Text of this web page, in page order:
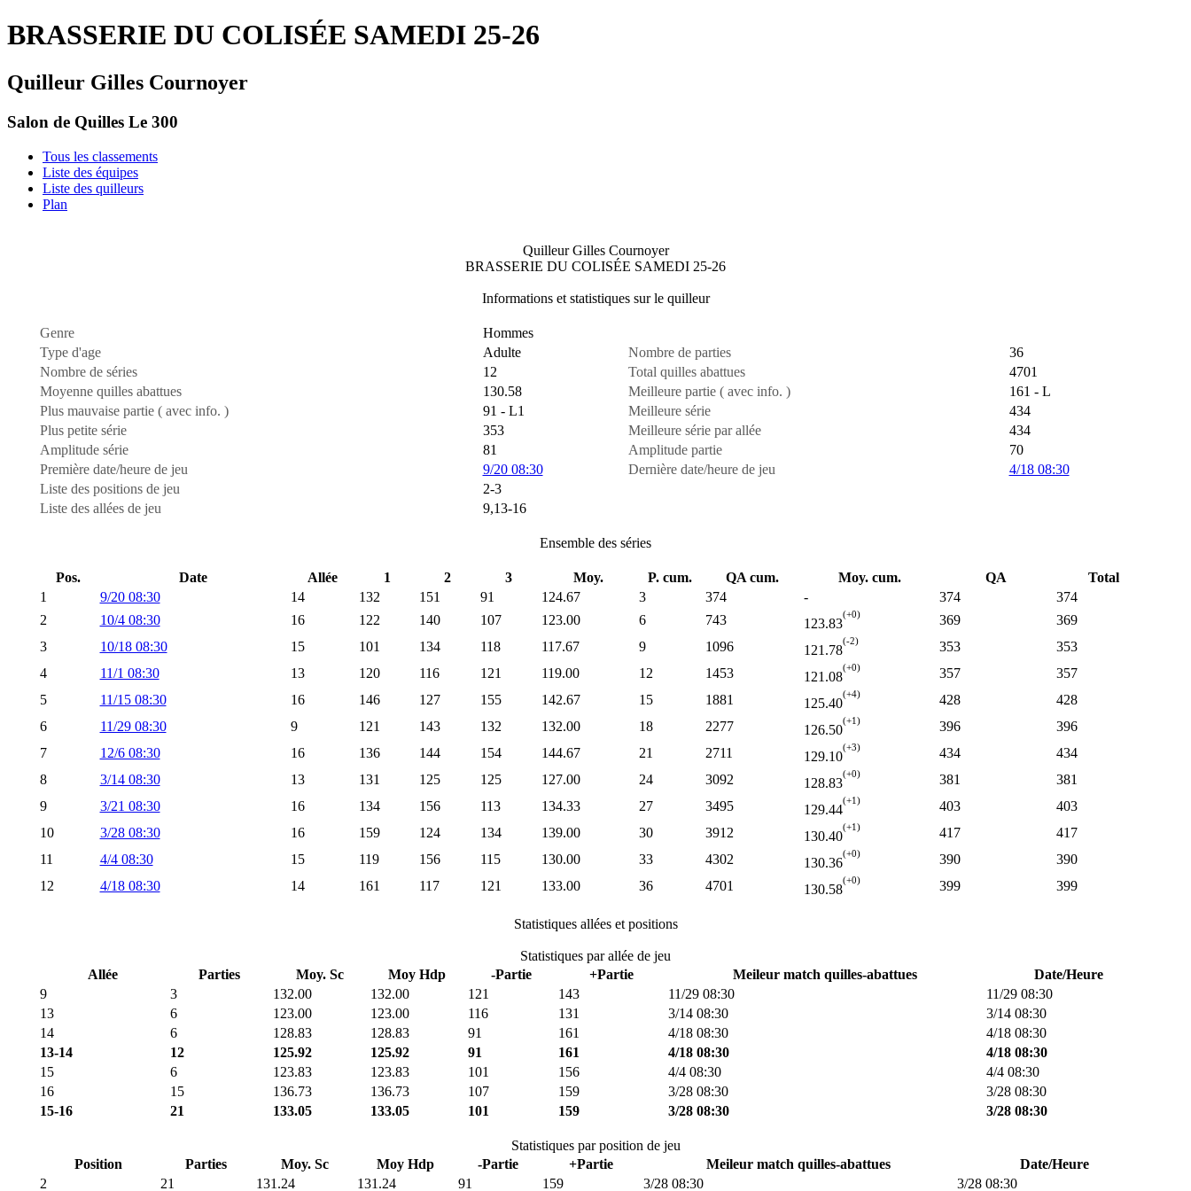
BRASSERIE DU COLISÉE SAMEDI 25-26
Quilleur Gilles Cournoyer
Salon de Quilles Le 300
Tous les classements
Liste des équipes
Liste des quilleurs
Plan
Quilleur Gilles Cournoyer
BRASSERIE DU COLISÉE SAMEDI 25-26
Informations et statistiques sur le quilleur
Genre
Hommes
Type d'age
Adulte Nombre de parties
36
Nombre de séries
12 Total quilles abattues
4701
Moyenne quilles abattues
130.58 Meilleure partie ( avec info. )
161 - L
Plus mauvaise partie ( avec info. )
91 - L1 Meilleure série
434
Plus petite série
353 Meilleure série par allée
434
Amplitude série
81 Amplitude partie
70
Première date/heure de jeu
9/20 08:30 Dernière date/heure de jeu
4/18 08:30
Liste des positions de jeu
2-3
Liste des allées de jeu
9,13-16
Ensemble des séries
Pos. Date Allée 1 2 3 Moy. P. cum. QA cum. Moy. cum. QA
Total
1
9/20 08:30 14 132 151 91 124.67 3 374 - 374
374
2
10/4 08:30 16 122 140 107 123.00 6 743 123.83
(+0) 369
369
3
10/18 08:30 15 101 134 118 117.67 9 1096 121.78
(-2) 353
353
4
11/1 08:30 13 120 116 121 119.00 12 1453 121.08
(+0) 357
357
5
11/15 08:30 16 146 127 155 142.67 15 1881 125.40
(+4) 428
428
6
11/29 08:30 9 121 143 132 132.00 18 2277 126.50
(+1) 396
396
7
12/6 08:30 16 136 144 154 144.67 21 2711 129.10
(+3) 434
434
8
3/14 08:30 13 131 125 125 127.00 24 3092 128.83
(+0) 381
381
9
3/21 08:30 16 134 156 113 134.33 27 3495 129.44
(+1) 403
403
10
3/28 08:30 16 159 124 134 139.00 30 3912 130.40
(+1) 417
417
11
4/4 08:30 15 119 156 115 130.00 33 4302 130.36
(+0) 390
390
12
4/18 08:30 14 161 117 121 133.00 36 4701 130.58
(+0) 399 399
Statistiques allées et positions
Statistiques par allée de jeu
Allée
Parties Moy. Sc Moy Hdp -Partie +Partie Meileur match quilles-abattues
Date/Heure
9
3 132.00 132.00 121 143 11/29 08:30
11/29 08:30
13
6 123.00 123.00 116 131 3/14 08:30
3/14 08:30
14
6 128.83 128.83 91 161 4/18 08:30
4/18 08:30
13-14
12 125.92 125.92 91 161 4/18 08:30
4/18 08:30
15
6 123.83 123.83 101 156 4/4 08:30
4/4 08:30
16
15 136.73 136.73 107 159 3/28 08:30
3/28 08:30
15-16
21 133.05 133.05 101 159 3/28 08:30 3/28 08:30
Statistiques par position de jeu
Position
Parties Moy. Sc Moy Hdp -Partie +Partie Meileur match quilles-abattues
Date/Heure
2
21 131.24 131.24 91 159 3/28 08:30 3/28 08:30